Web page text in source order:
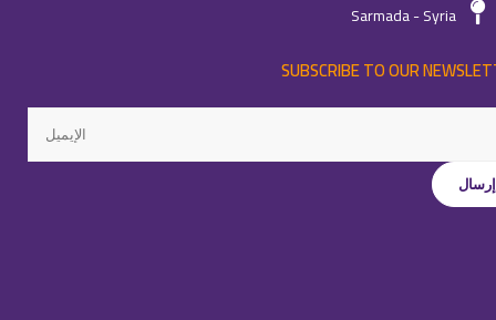
Sarmada - Syria
SUBSCRIBE TO OUR